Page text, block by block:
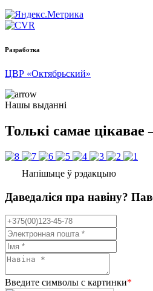
Разработка
ЦВР «Октябрьский»
Нашы выданні
Толькі самае
Напішыце ў рэдакцыю
Даведаліся пра навіну?
Введите символы с картинки*